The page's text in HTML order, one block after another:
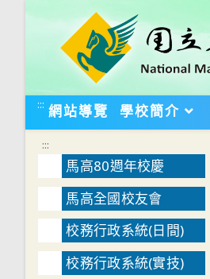
::: 網站導覽 學校簡介
:::
馬高80週年校慶
馬高全國校友會
校務行政系統(日間)
校務行政系統(實技)